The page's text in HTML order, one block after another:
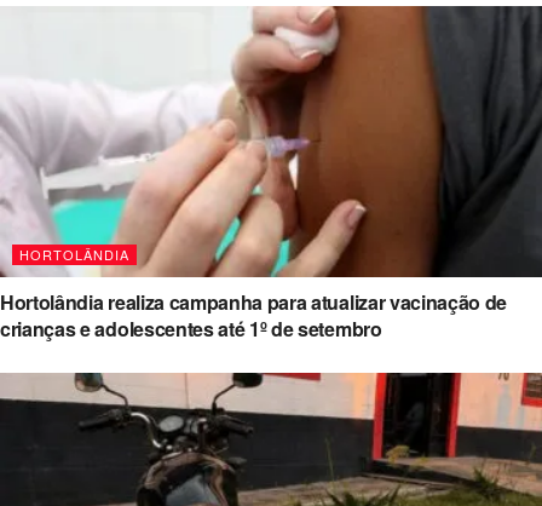
HORTOLÂNDIA
Hortolândia realiza campanha para atualizar vacinação de
crianças e adolescentes até 1º de setembro